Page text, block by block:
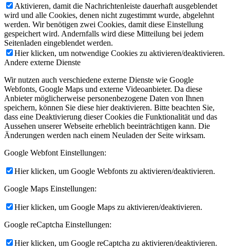
Aktivieren, damit die Nachrichtenleiste dauerhaft ausgeblendet
wird und alle Cookies, denen nicht zugestimmt wurde, abgelehnt
werden. Wir benötigen zwei Cookies, damit diese Einstellung
gespeichert wird. Andernfalls wird diese Mitteilung bei jedem
Seitenladen eingeblendet werden.
Hier klicken, um notwendige Cookies zu aktivieren/deaktivieren.
Andere externe Dienste
Wir nutzen auch verschiedene externe Dienste wie Google
Webfonts, Google Maps und externe Videoanbieter. Da diese
Anbieter möglicherweise personenbezogene Daten von Ihnen
speichern, können Sie diese hier deaktivieren. Bitte beachten Sie,
dass eine Deaktivierung dieser Cookies die Funktionalität und das
Aussehen unserer Webseite erheblich beeinträchtigen kann. Die
Änderungen werden nach einem Neuladen der Seite wirksam.
Google Webfont Einstellungen:
Hier klicken, um Google Webfonts zu aktivieren/deaktivieren.
Google Maps Einstellungen:
Hier klicken, um Google Maps zu aktivieren/deaktivieren.
Google reCaptcha Einstellungen:
Hier klicken, um Google reCaptcha zu aktivieren/deaktivieren.